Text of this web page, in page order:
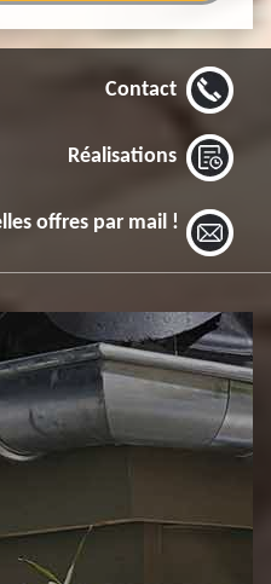
Contact
Réalisations
offres par mail !